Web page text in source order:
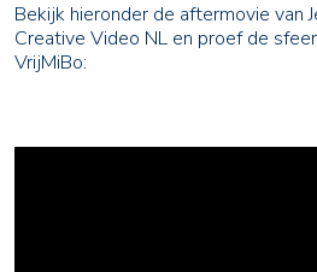
Bekijk hieronder de aftermovie van
Creative Video NL en proef de
VrijMiBo: